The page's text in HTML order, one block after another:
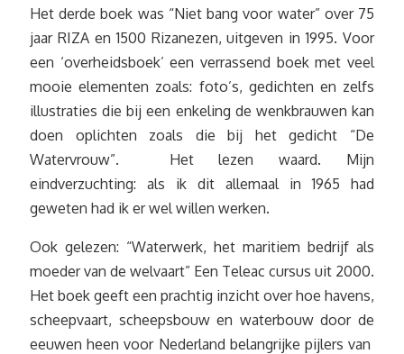
Het derde boek was “Niet bang voor water” over 75
jaar RIZA en 1500 Rizanezen, uitgeven in 1995. Voor
een ‘overheidsboek’ een verrassend boek met veel
mooie elementen zoals: foto’s, gedichten en zelfs
illustraties die bij een enkeling de wenkbrauwen kan
doen oplichten zoals die bij het gedicht “De
Watervrouw”. Het lezen waard. Mijn
eindverzuchting: als ik dit allemaal in 1965 had
geweten had ik er wel willen werken.
Ook gelezen: “Waterwerk, het maritiem bedrijf als
moeder van de welvaart” Een Teleac cursus uit 2000.
Het boek geeft een prachtig inzicht over hoe havens,
scheepvaart, scheepsbouw en waterbouw door de
eeuwen heen voor Nederland belangrijke pijlers van